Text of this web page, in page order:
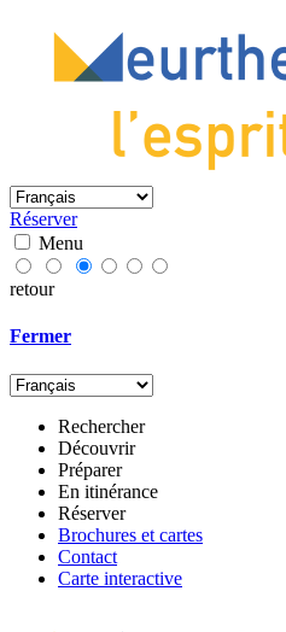
Réserver
Menu
retour
Fermer
Rechercher
Découvrir
Préparer
En itinérance
Réserver
Brochures et cartes
Contact
Carte interactive